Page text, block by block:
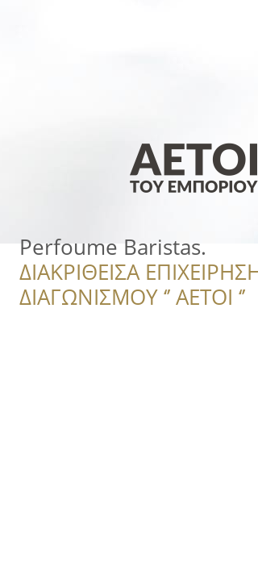
Perfoume Baristas.
ΔΙΑΚΡΙΘΕΙΣΑ
ΔΙΑΓΩΝΙΣΜΟΥ ‘’ ΑΕΤΟΙ ‘’